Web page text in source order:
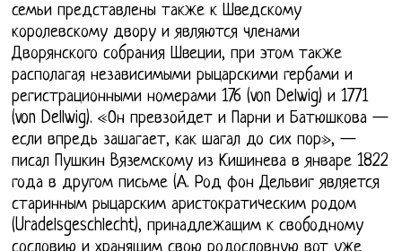
семьи представлены также к Шведскому
королевскому двору и являются членами
Дворянского собрания Швеции, при этом также
располагая независимыми рыцарскими гербами и
регистрационными номерами 176 (von Delwig) и 1771
(von Dellwig). «Он превзойдет и Парни и Батюшкова —
если впредь зашагает, как шагал до сих пор», —
писал Пушкин Вяземскому из Кишинева в январе 1822
года в другом письме (А. Род фон Дельвиг является
старинным рыцарским аристократическим родом
(Uradelsgeschlecht), принадлежащим к свободному